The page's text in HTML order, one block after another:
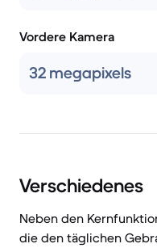
Vordere Kamera
32 megapixels
Verschiedenes
Neben den
die den täglichen